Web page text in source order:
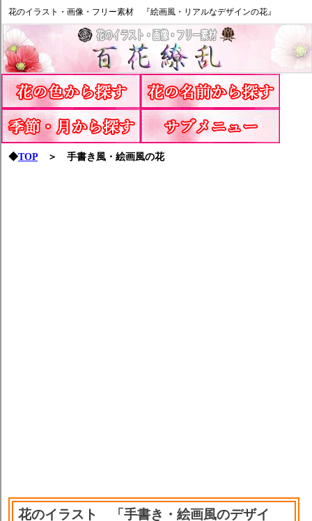
花のイラスト・画像・フリー素材 『絵画風・リアルなデザインの花』
◆TOP ＞ 手書き風・絵画風の花
花のイラスト 「手書き・絵画風のデザイ